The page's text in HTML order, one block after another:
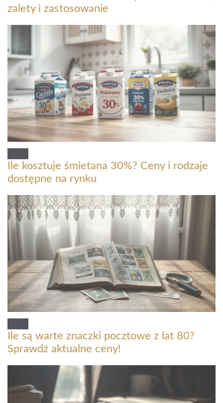
zalety i zastosowanie
Ile kosztuje śmietana 30%? Ceny i rodzaje
dostępne na rynku
Ile są warte znaczki pocztowe z lat 80?
Sprawdź aktualne ceny!